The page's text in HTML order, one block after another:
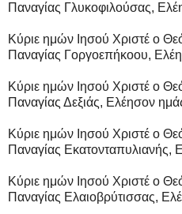
Παναγίας Γλυκοφιλούσας,
Κύριε ημών Ιησού Χριστέ ο
Παναγίας Γοργοεπήκοου,
Κύριε ημών Ιησού Χριστέ ο
Παναγίας Δεξιάς, Ελέησον
Κύριε ημών Ιησού Χριστέ ο
Παναγίας Εκατονταπυλιανής,
Κύριε ημών Ιησού Χριστέ ο
Παναγίας Ελαιοβρύτισσας,